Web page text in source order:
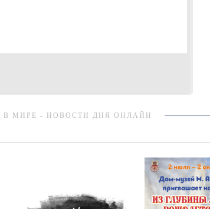
В МИРЕ - НОВОСТИ ДНЯ ОНЛАЙН